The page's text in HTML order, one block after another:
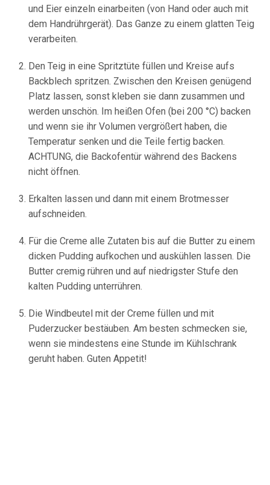
und Eier einzeln einarbeiten (von Hand oder auch mit
dem Handrührgerät). Das Ganze zu einem glatten Teig
verarbeiten.
Den Teig in eine Spritztüte füllen und Kreise aufs
Backblech spritzen. Zwischen den Kreisen genügend
Platz lassen, sonst kleben sie dann zusammen und
werden unschön. Im heißen Ofen (bei 200 °C) backen
und wenn sie ihr Volumen vergrößert haben, die
Temperatur senken und die Teile fertig backen.
ACHTUNG, die Backofentür während des Backens
nicht öffnen.
Erkalten lassen und dann mit einem Brotmesser
aufschneiden.
Für die Creme alle Zutaten bis auf die Butter zu einem
dicken Pudding aufkochen und auskühlen lassen. Die
Butter cremig rühren und auf niedrigster Stufe den
kalten Pudding unterrühren.
Die Windbeutel mit der Creme füllen und mit
Puderzucker bestäuben. Am besten schmecken sie,
wenn sie mindestens eine Stunde im Kühlschrank
geruht haben. Guten Appetit!